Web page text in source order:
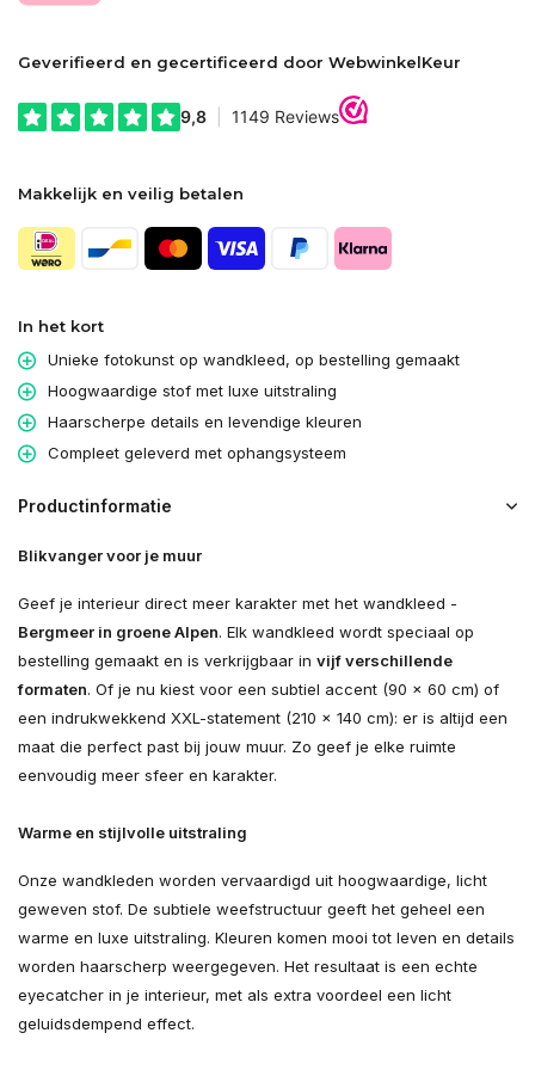
Geverifieerd en gecertificeerd door WebwinkelKeur
Makkelijk en veilig betalen
In het kort
Unieke fotokunst op wandkleed, op bestelling gemaakt
Hoogwaardige stof met luxe uitstraling
Haarscherpe details en levendige kleuren
Compleet geleverd met ophangsysteem
Productinformatie
Blikvanger voor je muur
Geef je interieur direct meer karakter met het wandkleed -
Bergmeer in groene Alpen. Elk wandkleed wordt speciaal op
bestelling gemaakt en is verkrijgbaar in vijf verschillende
formaten. Of je nu kiest voor een subtiel accent (90 × 60 cm) of
een indrukwekkend XXL-statement (210 × 140 cm): er is altijd een
maat die perfect past bij jouw muur. Zo geef je elke ruimte
eenvoudig meer sfeer en karakter.
Warme en stijlvolle uitstraling
Onze wandkleden worden vervaardigd uit hoogwaardige, licht
geweven stof. De subtiele weefstructuur geeft het geheel een
warme en luxe uitstraling. Kleuren komen mooi tot leven en details
worden haarscherp weergegeven. Het resultaat is een echte
eyecatcher in je interieur, met als extra voordeel een licht
geluidsdempend effect.